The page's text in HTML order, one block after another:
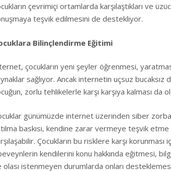
çevrimiçi ortamlarda karşılaştıkları ve
teşvik edilmesini de destekliyor.
Bilinçlendirme Eğitimi
çocukların yeni şeyler öğrenmesi,
sağlıyor. Ancak internetin uçsuz bucaksız
zorlu tehlikelerle karşı karşıya kalması da
günümüzde internet üzerinden siber
baskısı, kendine zarar vermeye teşvik
Çocukların bu risklere karşı korunması
kendilerini konu hakkında eğitmesi,
olası istenmeyen durumlarda onları